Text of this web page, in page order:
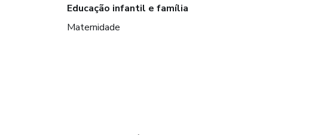
Educação infantil e família
Maternidade